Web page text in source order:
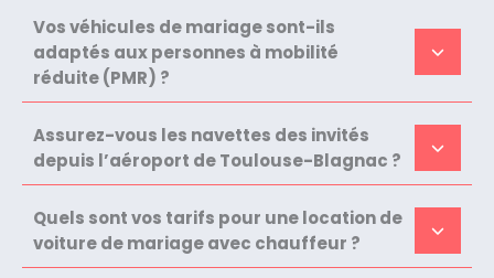
Vos véhicules de mariage sont-ils
adaptés aux personnes à mobilité
réduite (PMR) ?
Assurez-vous les navettes des invités
depuis l’aéroport de Toulouse-Blagnac ?
Quels sont vos tarifs pour une location de
voiture de mariage avec chauffeur ?